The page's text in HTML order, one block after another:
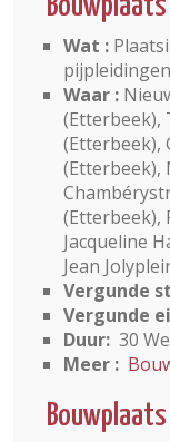
Wat :
Waar :
(Etterbeek),
(Etterbeek),
(Etterbeek),
(Etterbeek),
Jacqueline
Jean
Vergunde
Vergunde
Duur: 30
Meer :